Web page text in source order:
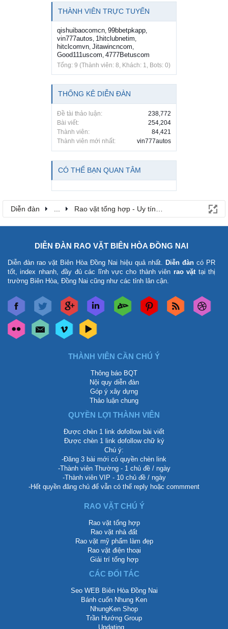
THÀNH VIÊN TRỰC TUYẾN
qishuibaocomcn 99bbetpkapp
vin777autos 1hitclubnetim
hitclcomvn Jitawincncom
Good111uscom 4777Betuscom
Tổng: 9 (Thành viên: 8, Khách: 1, Bots: 0)
THỐNG KÊ DIỄN ĐÀN
Đề tài thảo luận:
238,772
Bài viết:
254,204
Thành viên:
84,421
Thành viên mới nhất:
vin777autos
CÓ THỂ BẠN QUAN TÂM
Diễn đàn Rao vặt tổng hợp - Uy tín - Miễn phí
DIỄN ĐÀN RAO VẶT BIÊN HÒA ĐỒNG NAI
Diễn đàn rao vặt Biên Hòa Đồng Nai hiệu quả nhất. Diễn đàn có PR
tốt, index nhanh, đầy đủ các lĩnh vực cho thành viên rao vặt tại thị
trường Biên Hòa, Đồng Nai cũng như các tỉnh lân cận.
THÀNH VIÊN CẦN CHÚ Ý
Thông báo BQT
Nội quy diễn đàn
Góp ý xây dựng
Thảo luận chung
QUYỀN LỢI THÀNH VIÊN
Được chèn 1 link dofollow bài viết
Được chèn 1 link dofollow chữ ký
Chú ý:
-Đăng 3 bài mới có quyền chèn link
-Thành viên Thường - 1 chủ đề / ngày
-Thành viên VIP - 10 chủ đề / ngày
-Hết quyền đăng chủ để vẫn có thể reply hoặc commment
RAO VẶT CHÚ Ý
Rao vặt tổng hợp
Rao vặt nhà đất
Rao vặt mỹ phẩm làm đẹp
Rao vặt điện thoại
Giải trí tổng hợp
CÁC ĐỐI TÁC
Seo WEB Biên Hòa Đồng Nai
Bánh cuốn Nhung Ken
NhungKen Shop
Trần Hướng Group
Updating...